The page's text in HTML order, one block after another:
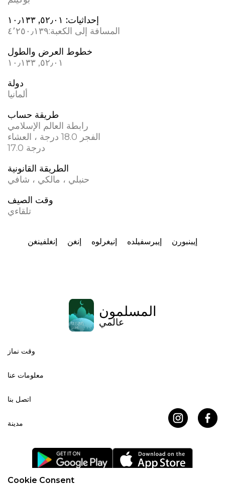
Cookie Consent
إحداثيات: ٥٢٫٠١, ١٠٫١٣٣
المسافة إلى الكعبة:٤٬٢٥٠٫١٣٩
خطوط العرض والطول
٥٢٫٠١, ١٠٫١٣٣
دولة
ألمانيا
طريقة حساب
رابطة العالم الإسلامي
الفجر 18.0 درجة ، العشاء
17.0 درجة
الطريقة القانونية
حنبلي ، مالكي ، شافي
وقت الصيف
تلقاءي
إنغلفينغن إنغن إنيغرلوه إيبرسفيلده إيبنبورن
المسلمون
عالمي
وقت نماز
معلومات عنا
اتصل بنا
مدينة